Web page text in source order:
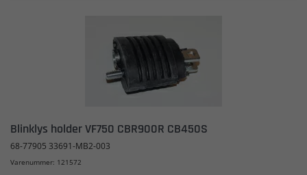
Blinklys holder VF750 CBR900R CB450S
68-77905 33691-MB2-003
Varenummer: 121572